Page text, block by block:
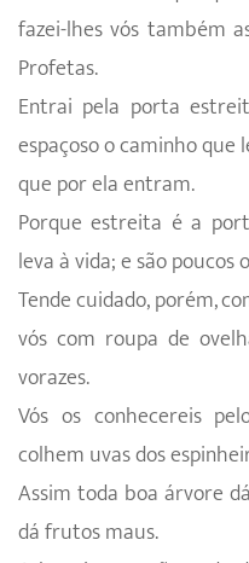
fazei-lhes vós também
Profetas.
Entrai pela porta
espaçoso o caminho que
que por ela entram.
Porque estreita é a
leva à vida; e são poucos
Tende cuidado, porém,
vós com roupa de
vorazes.
Vós os conhecereis
colhem uvas dos
Assim toda boa árvore
dá frutos maus.